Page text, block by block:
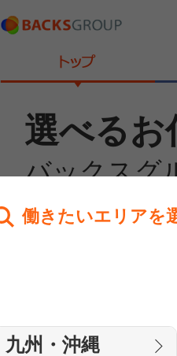
選べるお
バックスグ
働きたいエリアを
九州・沖縄